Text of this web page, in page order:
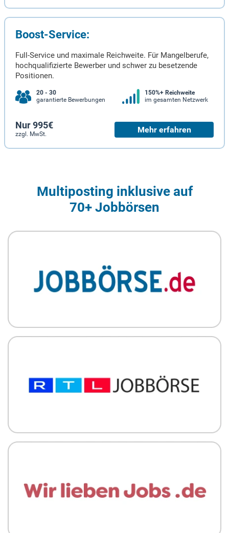
Boost-Service:
Full-Service und maximale Reichweite. Für Mangelberufe,
hochqualifizierte Bewerber und schwer zu besetzende
Positionen.
20 - 30
garantierte Bewerbungen
150%+ Reichweite
im gesamten Netzwerk
Nur 995€
zzgl. MwSt. Mehr erfahren
Multiposting inklusive auf
70+ Jobbörsen